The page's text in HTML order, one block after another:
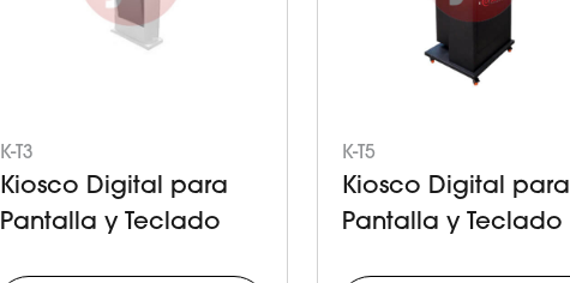
K-T3
Kiosco Digital para
Pantalla y Teclado
K-T5
Kiosco Digital para
Pantalla y Teclado